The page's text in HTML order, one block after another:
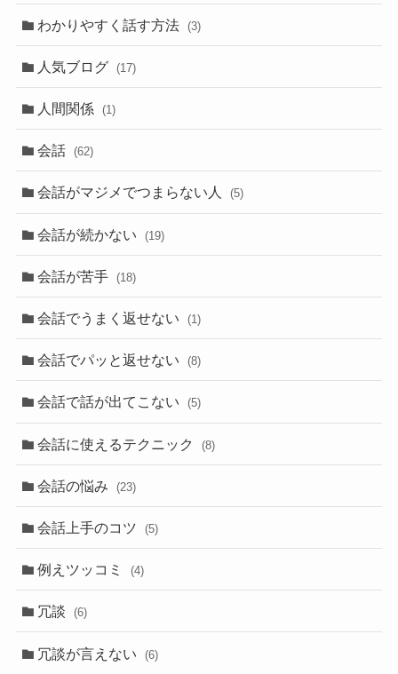
わかりやすく話す方法 (3)
人気ブログ (17)
人間関係 (1)
会話 (62)
会話がマジメでつまらない人 (5)
会話が続かない (19)
会話が苦手 (18)
会話でうまく返せない (1)
会話でパッと返せない (8)
会話で話が出てこない (5)
会話に使えるテクニック (8)
会話の悩み (23)
会話上手のコツ (5)
例えツッコミ (4)
冗談 (6)
冗談が言えない (6)